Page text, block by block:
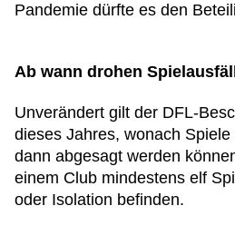
Pandemie dürfte es den
Ab wann drohen
Unverändert gilt der DFL-
dieses Jahres, wonach
dann abgesagt werden
einem Club mindestens elf
oder Isolation befinden.